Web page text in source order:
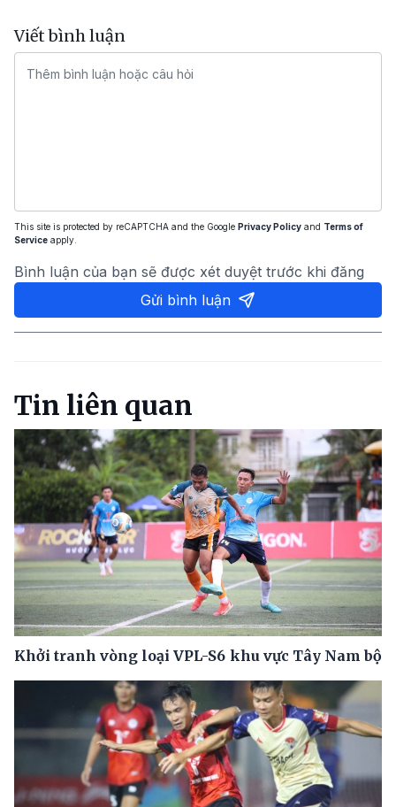
Viết bình luận
This site is protected by reCAPTCHA and the Google Privacy Policy and Terms of
Service apply.
Bình luận của bạn sẽ được xét duyệt trước khi đăng
Gửi bình luận
Tin liên quan
Khởi tranh vòng loại VPL-S6 khu vực Tây Nam bộ